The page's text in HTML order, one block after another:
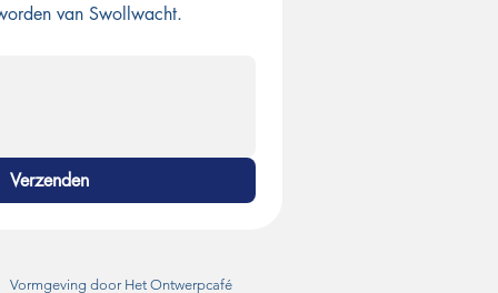
van Swollwacht.
Verzenden
Vormgeving door Het Ontwerpcafé